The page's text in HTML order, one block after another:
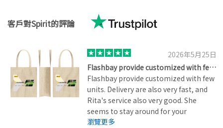
客戶對Spirit的評論
2026年5月25日
Flashbay provide customized with few…
Flashbay provide customized with few
units. Delivery are also very fast, and
Rita's service also very good. She
seems to stay around for your
requirement with fist moment.
瀏覽更多